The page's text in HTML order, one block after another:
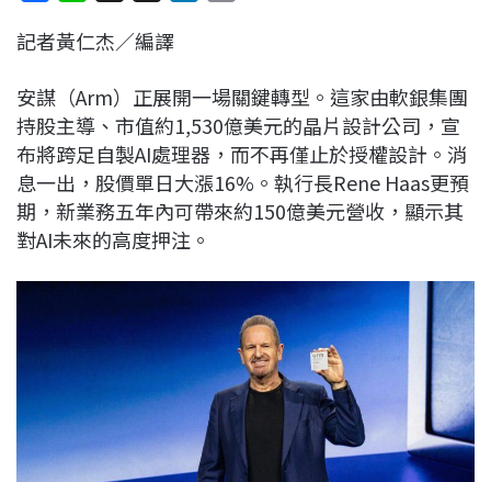
c
b
o
o
k
n
r
a
d
s
e
d
I
n
L
i
n
k
記者黃仁杰／編譯
安謀（Arm） 正展開一場關鍵轉型。這家由軟銀集團
持股主導、市值約1,530億美元的晶片設計公司，宣
布將跨足自製AI處理器，而不再僅止於授權設計。消
息一出，股價單日大漲16%。執行長Rene Haas更預
期，新業務五年內可帶來約150億美元營收，顯示其
對AI未來的高度押注。